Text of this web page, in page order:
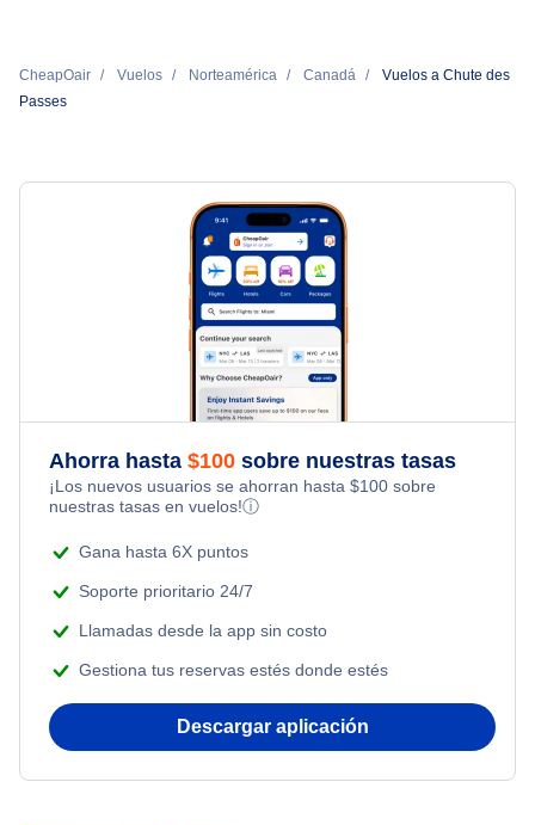
CheapOair Vuelos Norteamérica Canadá
Vuelos a Chute des
Passes
Ahorra hasta $100 sobre nuestras tasas
¡Los nuevos usuarios se ahorran hasta $100 sobre
nuestras tasas en vuelos!ⓘ
Gana hasta 6X puntos
Soporte prioritario 24/7
Llamadas desde la app sin costo
Gestiona tus reservas estés donde estés
Descargar aplicación